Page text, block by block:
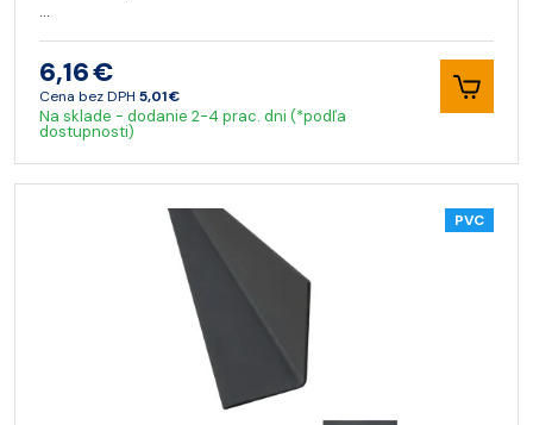
…
6,16 €
Cena bez DPH 5,01 €
Na sklade - dodanie 2-4 prac. dni (*podľa
dostupnosti)
PVC